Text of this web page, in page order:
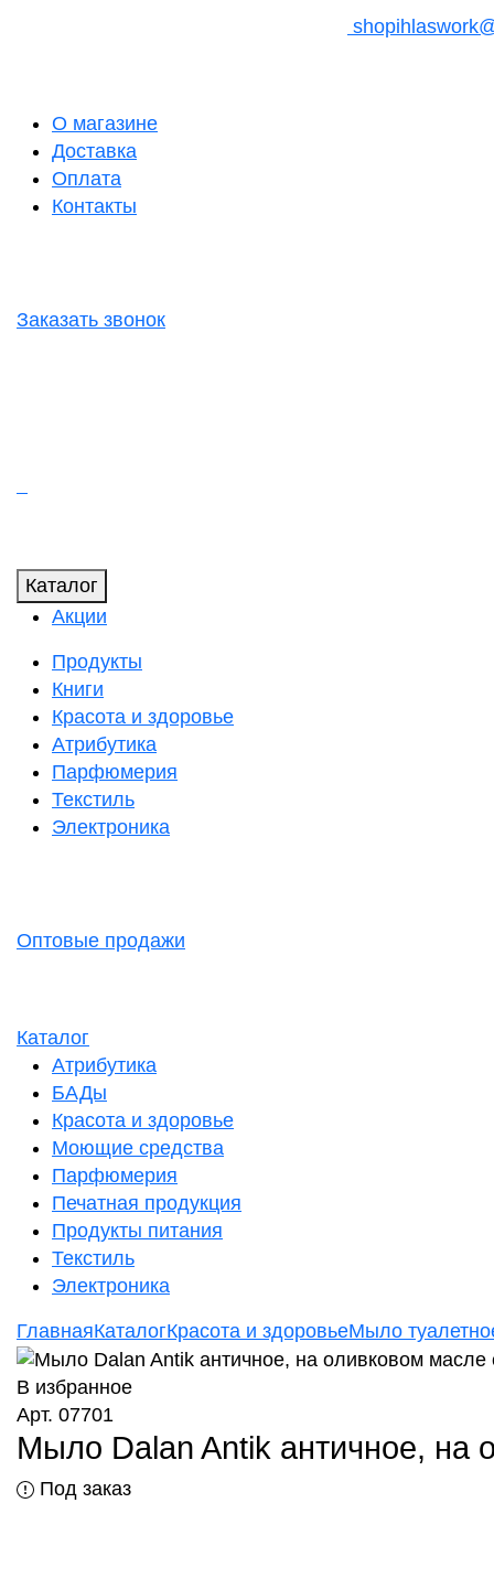
О магазине
Доставка
Оплата
Контакты
Заказать звонок
Каталог
Акции
Продукты
Книги
Красота и здоровье
Атрибутика
Парфюмерия
Текстиль
Электроника
Оптовые продажи
Каталог
Атрибутика
БАДы
Красота и здоровье
Моющие средства
Парфюмерия
Печатная продукция
Продукты питания
Текстиль
Электроника
ГлавнаяКаталогКрасота и здоровьеМыло
В избранное
Арт. 07701
Мыло Dalan Antik античное, на
Под заказ